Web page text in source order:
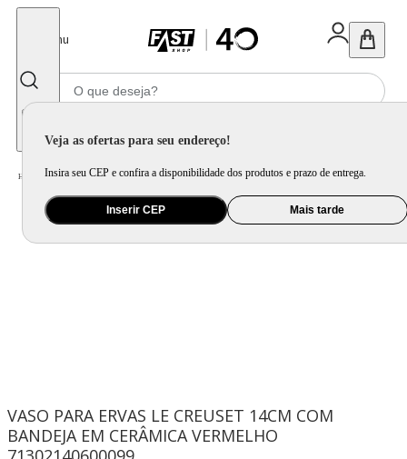
Menu
Veja as ofertas para seu endereço!
Insira seu CEP e confira a disponibilidade dos produtos e prazo de entrega.
Inserir CEP Mais tarde
Home Móveis e Decoração / Decoração / Vaso e Cachepot
VASO PARA ERVAS LE CREUSET 14CM COM
BANDEJA EM CERÂMICA VERMELHO